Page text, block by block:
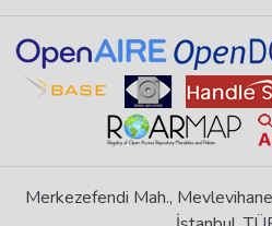
Merkezefendi Mah.,